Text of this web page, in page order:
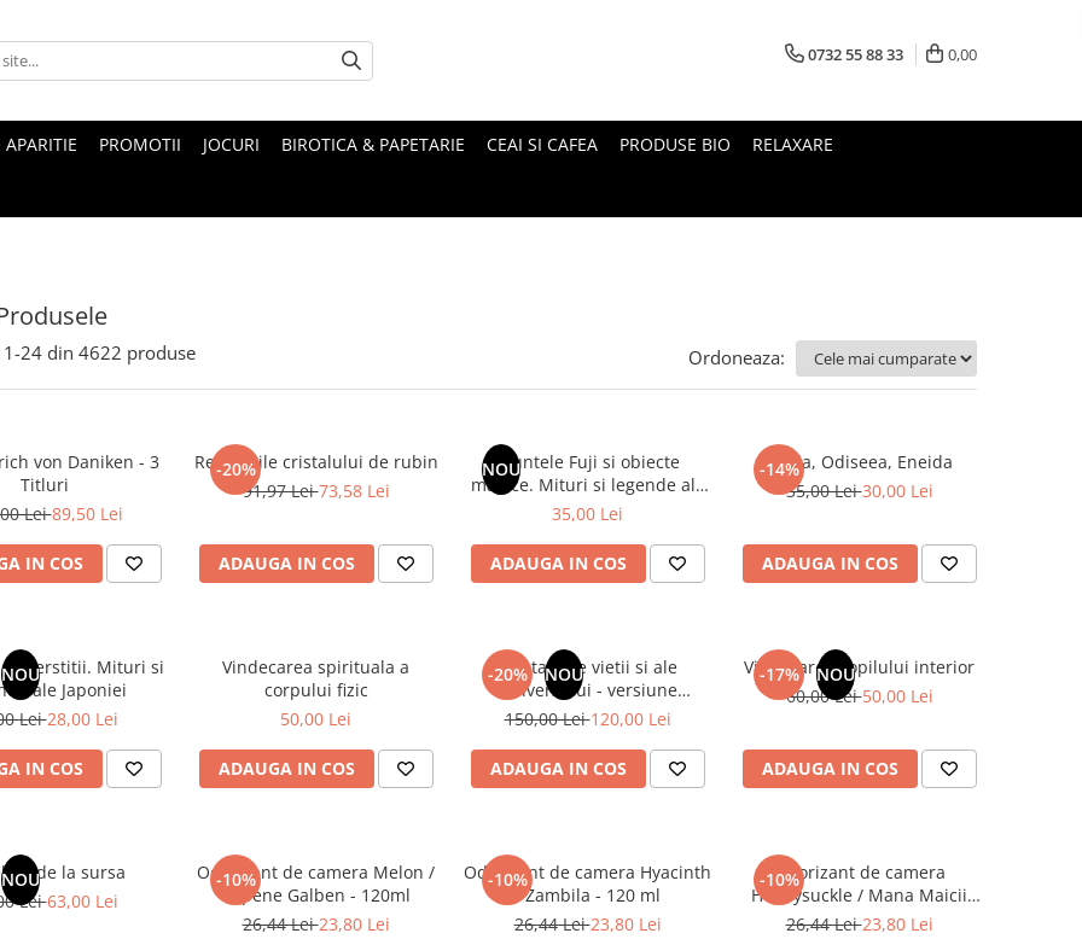
0732 55 88 33 0,00
PROMOTII JOCURI BIROTICA & PAPETARIE CEAI SI CAFEA PRODUSE BIO RELAXARE
1-24 din 4622 produse Ordoneaza:
von Daniken - 3
Titluri
Lei89,50 Lei
IN COS
-20%
Revelatiile cristalului de rubin
91,97 Lei73,58 Lei
ADAUGA IN COS
NOU
Muntele Fuji si obiecte
magice. Mituri si legende ale
Japoniei
35,00 Lei
ADAUGA IN COS
-14%
Iliada, Odiseea, Eneida
35,00 Lei30,00 Lei
ADAUGA IN COS
NOU
superstitii. Mituri si
ale Japoniei
Lei28,00 Lei
IN COS
Vindecarea spirituala a
corpului fizic
50,00 Lei
ADAUGA IN COS
-20% NOU
Din tainele vietii si ale
Universului - versiune
originala din 1939. Volumele I-
Demetrescu
150,00 Lei120,00 Lei
ADAUGA IN COS
-17% NOU
Vindecarea copilului interior
60,00 Lei50,00 Lei
ADAUGA IN COS
NOUde la sursa
Lei63,00 Lei
-10%
Odorizant de camera Melon /
Pepene Galben - 120ml
26,44 Lei23,80 Lei
-10%
Odorizant de camera Hyacinth
/ Zambila - 120 ml
26,44 Lei23,80 Lei
-10%
Odorizant de camera
Honeysuckle / Mana Maicii
Domnului - 120 ml
26,44 Lei23,80 Lei